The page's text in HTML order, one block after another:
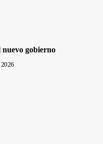
gobierno